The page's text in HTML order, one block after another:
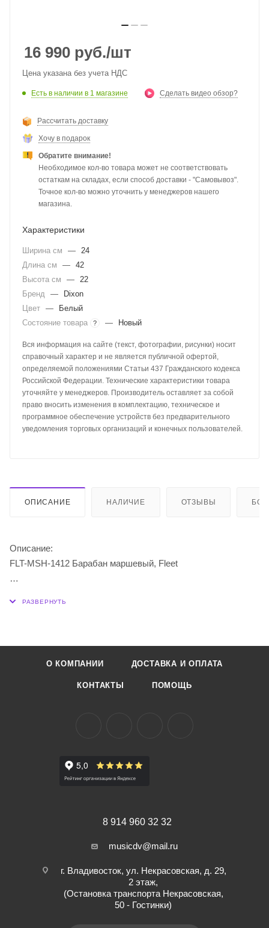
16 990 руб./шт
Цена указана без учета НДС
Есть в наличии в 1 магазине Сделать видео обзор?
Рассчитать доставку
Хочу в подарок
Обратите внимание!
Необходимое кол-во товара может не соответствовать
остаткам на складах, если способ доставки - "Самовывоз".
Точное кол-во можно уточнить у менеджеров нашего
магазина.
Характеристики
Ширина см — 24
Длина см
— 42
Высота см
— 22
Бренд —
Dixon
Цвет —
Белый
Состояние товара
? — Новый
Вся информация на сайте (текст, фотографии, рисунки) носит
справочный характер и не является публичной офертой,
определяемой положениями Статьи 437 Гражданского кодекса
Российской Федерации. Технические характеристики товара
уточняйте у менеджеров. Производитель оставляет за собой
право вносить изменения в комплектацию, техническое и
программное обеспечение устройств без предварительного
уведомления торговых организаций и конечных пользователей.
ОПИСАНИЕ НАЛИЧИЕ ОТЗЫВЫ
Описание:
FLT-MSH-1412 Барабан маршевый, Fleet
Высота барабана 12”
Палочки и ключи регулировки в комплекте
О КОМПАНИИ ДОСТАВКА И ОПЛАТА
КОНТАКТЫ ПОМОЩЬ
8 914 960 32 32
musicdv@mail.ru
г. Владивосток, ул. Некрасовская, д. 29,
2 этаж,
(Остановка транспорта Некрасовская,
50 - Гостинки)